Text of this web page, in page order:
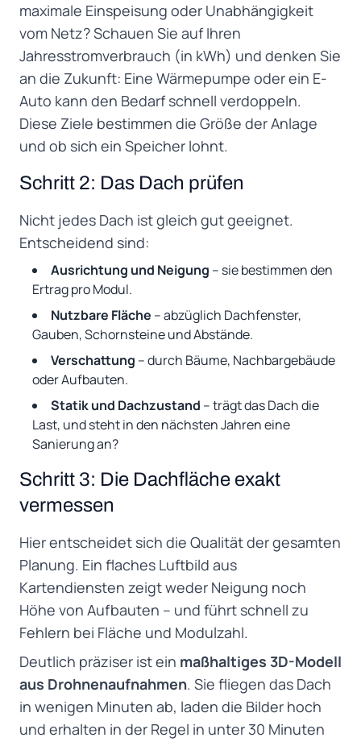
maximale Einspeisung oder Unabhängigkeit
vom Netz? Schauen Sie auf Ihren
Jahresstromverbrauch (in kWh) und denken Sie
an die Zukunft: Eine Wärmepumpe oder ein E-
Auto kann den Bedarf schnell verdoppeln.
Diese Ziele bestimmen die Größe der Anlage
und ob sich ein Speicher lohnt.
Schritt 2: Das Dach prüfen
Nicht jedes Dach ist gleich gut geeignet.
Entscheidend sind:
Ausrichtung und Neigung – sie bestimmen den
Ertrag pro Modul.
Nutzbare Fläche – abzüglich Dachfenster,
Gauben, Schornsteine und Abstände.
Verschattung – durch Bäume, Nachbargebäude
oder Aufbauten.
Statik und Dachzustand – trägt das Dach die
Last, und steht in den nächsten Jahren eine
Sanierung an?
Schritt 3: Die Dachfläche exakt
vermessen
Hier entscheidet sich die Qualität der gesamten
Planung. Ein flaches Luftbild aus
Kartendiensten zeigt weder Neigung noch
Höhe von Aufbauten – und führt schnell zu
Fehlern bei Fläche und Modulzahl.
Deutlich präziser ist ein maßhaltiges 3D-Modell
aus Drohnenaufnahmen. Sie fliegen das Dach
in wenigen Minuten ab, laden die Bilder hoch
und erhalten in der Regel in unter 30 Minuten